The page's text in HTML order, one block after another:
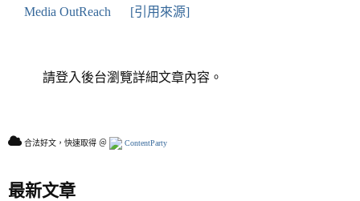
Media OutReach
[引用來源]
請登入後台瀏覽詳細文章內容。
合法好文，快速取得 ＠ ContentParty
最新文章